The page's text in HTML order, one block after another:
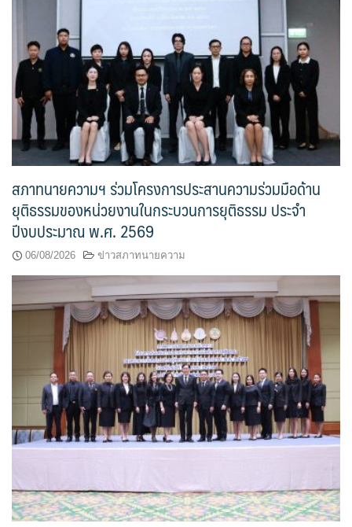
สภาทนายความฯ ร่วมโครงการประสานความร่วมมือด้าน
ยุติธรรมของหน่วยงานในกระบวนการยุติธรรม ประจำ
ปีงบประมาณ พ.ศ. 2569
06/08/2026 ข่าวสภาทนายความ